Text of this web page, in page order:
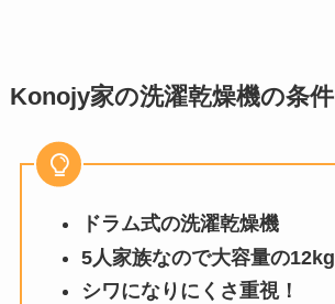
Konojy家の洗濯乾燥機の条件
ドラム式の洗濯乾燥機
5人家族なので大容量の12kg
シワになりにくさ重視！